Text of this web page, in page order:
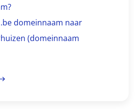
domeinnaam naar
(domeinnaam